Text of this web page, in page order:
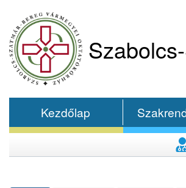
Kezdőlap